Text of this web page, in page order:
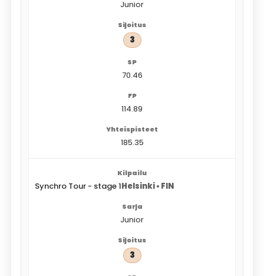
Junior
3
70.46
114.89
185.35
Synchro Tour - stage 1Helsinki • FIN
Junior
3